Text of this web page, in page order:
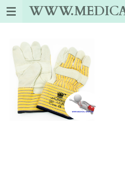
Ga
hoofdinhoud